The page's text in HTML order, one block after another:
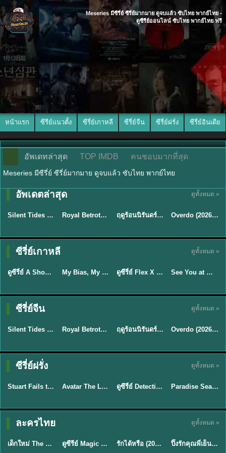
Meseries มีซีรี่ย์ ซีรี่ย์มากมาย ดูจบแล้ว ซับไทย พากย์ไทย -
ดูซีรีย์ออนไลน์ ซับไทย พากย์ไทย ฟรี
หน้าแรก ซีรีย์แนวตั้ง ซีรี่ย์เกาหลี ซีรี่ย์จีน ซีรี่ย์ฝรั่ง ซีรี่ย์อินเดีย
อัพเดทล่าสุด TOP IMDB คนชอบมากที่สุด
Meseries มีซีรี่ย์ ซีรี่ย์มากมาย ดูจบแล้ว ซับไทย พากย์ไทย
อัพเดตล่าสุด ดูทั้งหมด »
★9.5
พากย์ไทย
Silent Tides คลื่นลมลวง (2025) พากย์ไทย ซับไทย EP.1-31 ★9 Royal Betrothal (2026) สัญญาวิวาห์แห่งราชวงศ์ พากย์ไทย ซับไทย EP1-32 ★8.8 ฤดูร้อนนิรันดร์ (2026) Never-Ending Summer พากย์ไทย EP.1-29
ซับไทย
Overdo (2026) รักเกินแค้น พากย์ไทย ซับไทย EP1-33 (จบ)
ซีรี่ย์เกาหลี ดูทั้งหมด »
★8 EP.16
พากย์ไทย
TH EP. 16
ดูซีรี่ย์ A Shop for Killers 2 ร้านลับนักฆ่า ซีซัน 2 (2026) ซับไทย-พากย์ไทย My Bias, My Boss เมื่อเมนฉันเป็นประธานบริษัท (2026) พากย์ไทย ซับไทย EP.1-12 ★8 EP.16
Sub EP. 16 | TH
ดูซีรี่ย์ Flex X Cop คุณชายสายสืบ (2024) พากย์ไทย-ซับไทย EP.1-16 (จบ) ★9
ซับไทย | พากย์
Sub EP. 8 | TH
See You at Work Tomorrow! เจอกันที่ออฟฟิศพรุ่งนี้นะ พากย์ไทย
ซีรี่ย์จีน ดูทั้งหมด »
★9.5
พากย์ไทย
Silent Tides คลื่นลมลวง (2025) พากย์ไทย ซับไทย EP.1-31 ★9 Royal Betrothal (2026) สัญญาวิวาห์แห่งราชวงศ์ พากย์ไทย ซับไทย EP1-32 ★8.8 ฤดูร้อนนิรันดร์ (2026) Never-Ending Summer พากย์ไทย EP.1-29
ซับไทย
Overdo (2026) รักเกินแค้น พากย์ไทย ซับไทย EP1-33 (จบ)
ซีรี่ย์ฝรั่ง ดูทั้งหมด »
★8.8 EP.2
พากย์ไทย
TH EP. 2
Stuart Fails to Save the Universe (2026) สจ๊วตล่มแผนกู้จักรวาล พากย์ไทย EP1-10 ★7.8 EP.7Avatar The Last Airbender 2 เณรน้อยเจ้าอภินิหาร พากย์ไทย EP.9ดูซีรี่ย์ Detective Hole (2026) พากย์ไทย HD ฟรี อัปเดตล่าสุด Netflix EP.8
พากย์ไทย
Paradise Season 2 (2026) พากย์ไทย EP1-8 ดูซีรี่ย์ฝรั่ง HD ครบทุกตอน
ละครไทย ดูทั้งหมด »
★ 8 EP.6
พากย์ไทย
เด็กใหม่ The Reset 2026 EP1-6 พากย์ไทย ดูซีรี่ย์ Netflix ล่าสุด HD ดูซีรีย์ Magic Move (2026) ทำนายทายรัก Thai EP.1-10 HD รักได้หรือ (2026) YOUNG Let's Begin Again พากย์ไทย EP.1-19 ★8
พากย์ไทย
ปิ๊งรักคุณพี่เย็นชา (2026) Frozen Valentine EP.1-10 (จบ)